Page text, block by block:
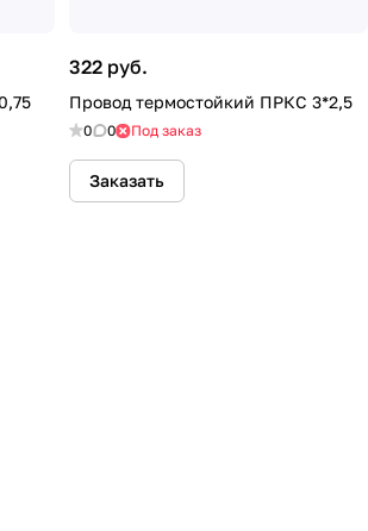
322 руб.
Провод термостойкий ПРКС 3*2,5
0 0 Под заказ
Заказать